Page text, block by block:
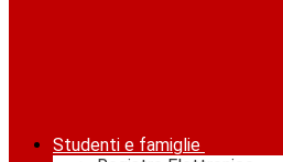
Studenti e famiglie